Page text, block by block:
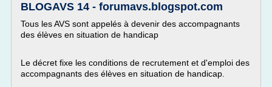
BLOGAVS 14 - forumavs.blogspot.com
Tous les AVS sont appelés à devenir des accompagnants
des élèves en situation de handicap
Le décret fixe les conditions de recrutement et d'emploi des
accompagnants des élèves en situation de handicap.